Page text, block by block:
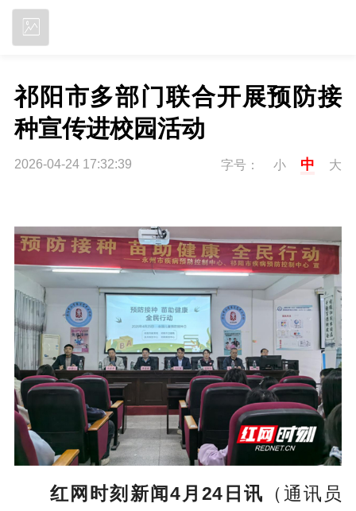
祁阳市多部门联合开展预防接
种宣传进校园活动
2026-04-24 17:32:39 字号： 小 中 大
红网时刻新闻4月24日讯 （通讯员